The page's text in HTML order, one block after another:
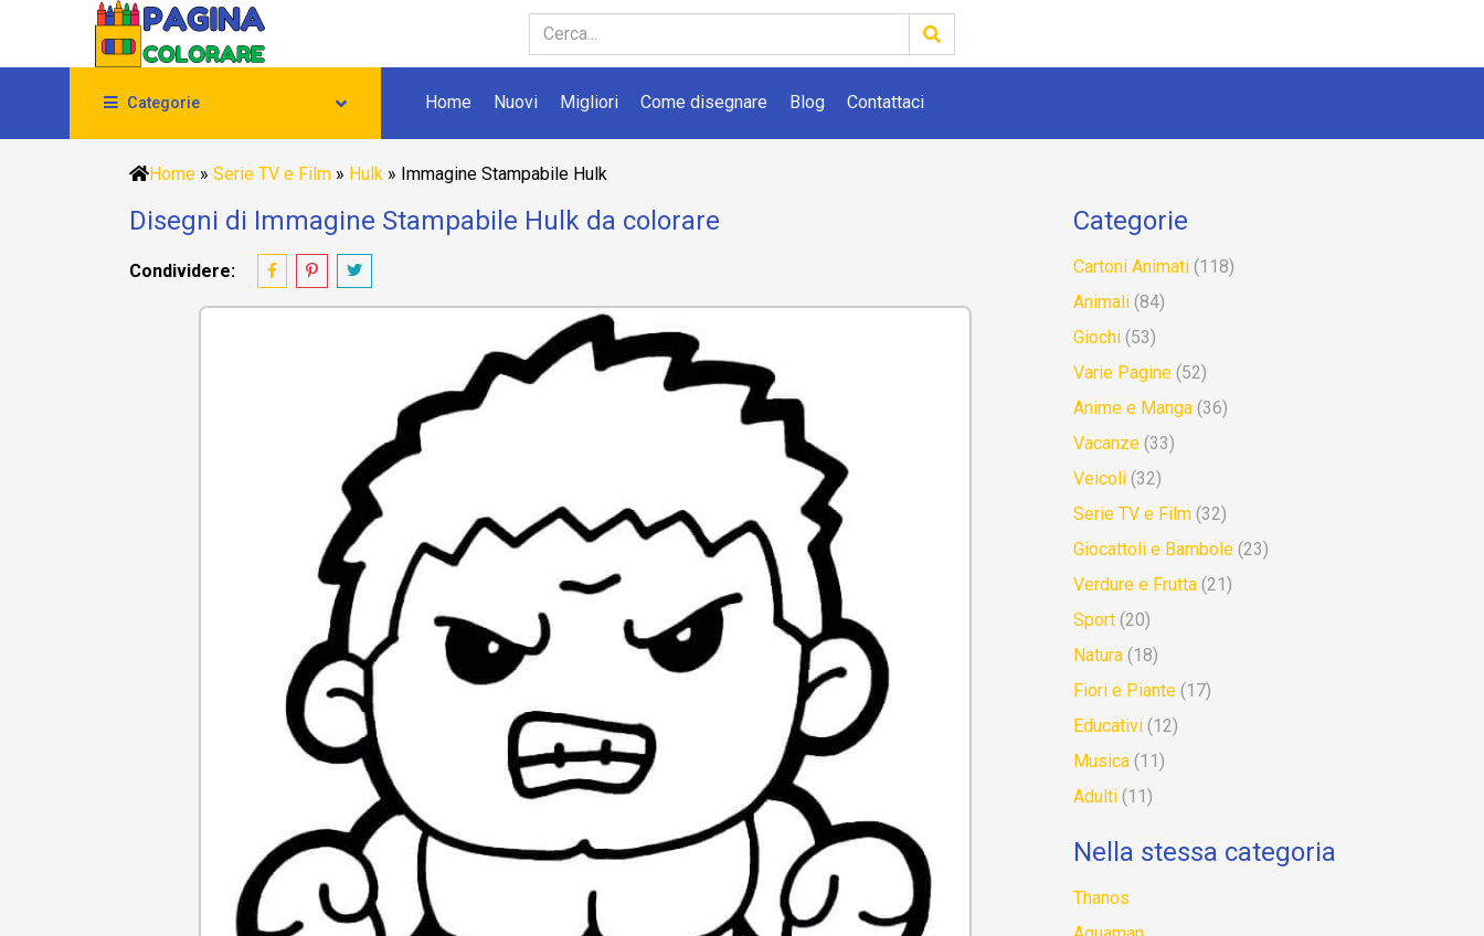
Categorie Home Nuovi Migliori Come disegnare Blog Contattaci
Home » Serie TV e Film » Hulk » Immagine Stampabile Hulk
Disegni di Immagine Stampabile Hulk da colorare
Condividere:
Categorie
Cartoni Animati (118)
Animali (84)
Giochi (53)
Varie Pagine (52)
Anime e Manga (36)
Vacanze (33)
Veicoli (32)
Serie TV e Film (32)
Giocattoli e Bambole (23)
Verdure e Frutta (21)
Sport (20)
Natura (18)
Fiori e Piante (17)
Educativi (12)
Musica (11)
Adulti (11)
Nella stessa categoria
Thanos